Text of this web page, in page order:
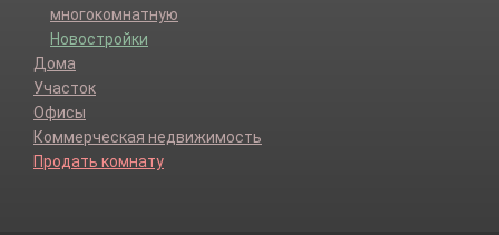
многокомнатную
Новостройки
Дома
Участок
Офисы
Коммерческая недвижимость
Продать комнату